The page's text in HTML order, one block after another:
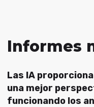
Informes
Las IA
una mejor
funcionando los